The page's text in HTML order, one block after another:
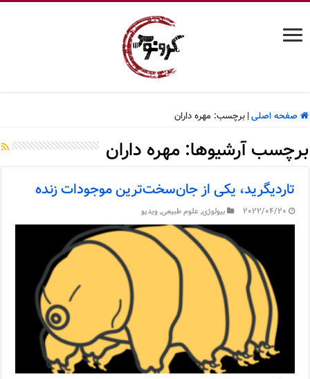
صفحه اصلی| برچسب: مهره داران
برچسب آرشیوها:مهره داران
تاردیگرید، یکی از جان‌سخت‌ترین موجودات زنده
2022/04/20 بیولوژی,علوم طبیعی,ویدیو